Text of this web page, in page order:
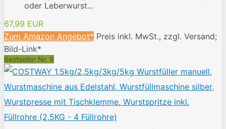
oder Leberwurst...
67,99 EUR
Zum Amazon Angebot* Preis inkl. MwSt., zzgl. Versand;
Bild-Link*
Bestseller Nr. 9